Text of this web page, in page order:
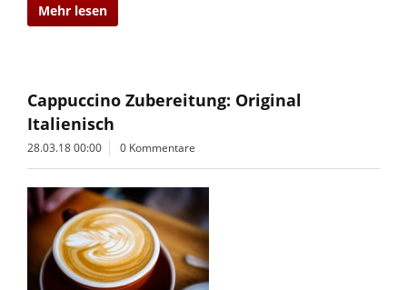
Mehr lesen
Cappuccino Zubereitung: Original
Italienisch
28.03.18 00:00 0 Kommentare